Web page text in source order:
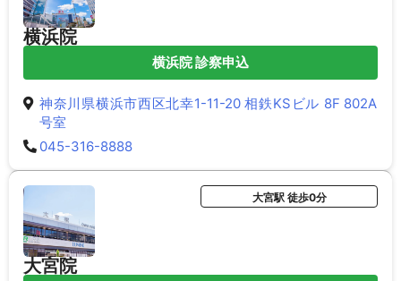
横浜院
横浜院 診察申込
神奈川県横浜市西区北幸1-11-20 相鉄KSビル 8F 802A
号室
045-316-8888
大宮院
大宮駅 徒歩0分